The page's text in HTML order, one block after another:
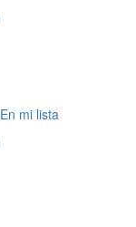
En mi lista